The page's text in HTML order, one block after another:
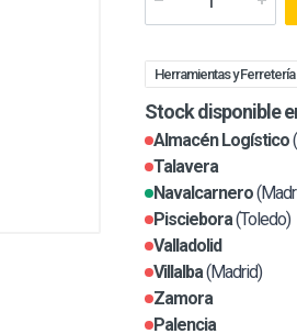
Herramientas y Ferretería
Stock disponible
Almacén Logístico
Talavera
Navalcarnero
Pisciebora(Toledo)
Valladolid
Villalba(Madrid)
Zamora
Palencia